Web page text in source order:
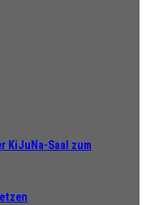
KiJuNa-Saal zum